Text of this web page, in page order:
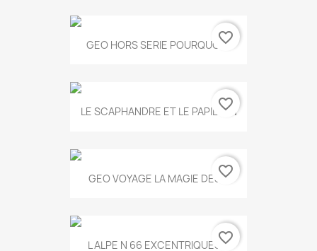
GEO HORS SERIE POURQUOI...
favorite_border
LE SCAPHANDRE ET LE PAPILLON
favorite_border
GEO VOYAGE LA MAGIE DES...
favorite_border
L ALPE N 66 EXCENTRIQUES...
favorite_border